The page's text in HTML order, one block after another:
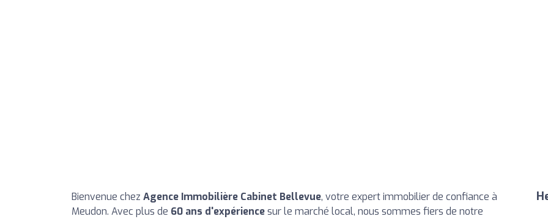
Bienvenue chez Agence Immobilière Cabinet Bellevue, votre expert immobilier de confiance à
Meudon. Avec plus de 60 ans d'expériencesur le marché local, nous sommes fiers de notre